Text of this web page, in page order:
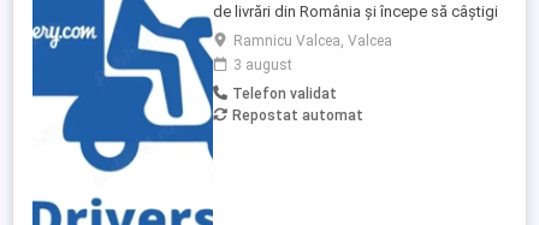
de livrări din România și începe să câștigi
rapid! - Cerințe: Minim 18 ani Mijloc de
transport propriu (mașină, scuter,
motocicletă sau bicicletă) Telefon mobil
cu acces la internet - Ce oferim: Plată
săptămânală, fără întârzieri Bonusuri
Ramnicu Valcea, Valcea
3 august
Telefon validat
Repostat automat